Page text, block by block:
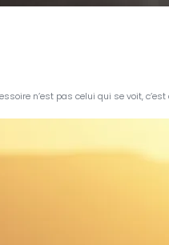
n’est pas celui qui se voit,